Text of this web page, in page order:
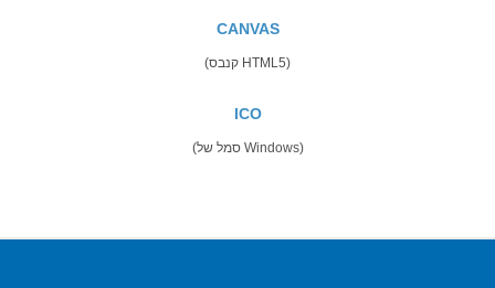
CANVAS
(קנבס HTML5)
ICO
(סמל של Windows)